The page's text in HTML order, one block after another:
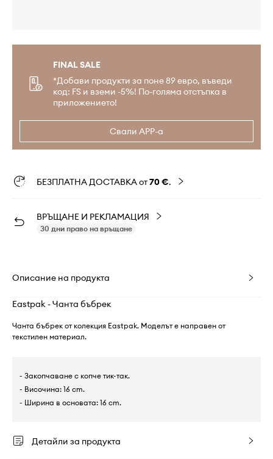
FINAL SALE
*Добави продукти за поне 89 евро, въведи
код: FS и вземи -5%! По-голяма отстъпка в
приложението!
Свали APP-а
БЕЗПЛАТНА ДОСТАВКА от70 €.
ВРЪЩАНЕ И РЕКЛАМАЦИЯ
30 дни право на връщане
Описание на продукта
Eastpak - Чанта бъбрек
Чанта бъбрек от колекция Eastpak. Моделът е направен от
текстилен материал.
- Закопчаване с копче тик-так.
- Височина: 16 cm.
- Ширина в основата: 16 cm.
Детайли за продукта